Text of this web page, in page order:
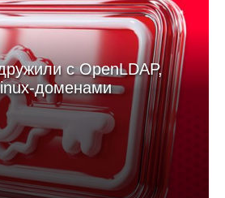
с OpenLDAP,
доменами